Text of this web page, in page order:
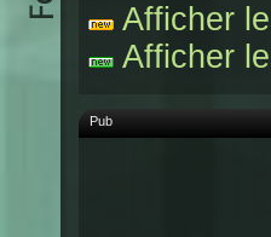
Afficher
Afficher
Pub